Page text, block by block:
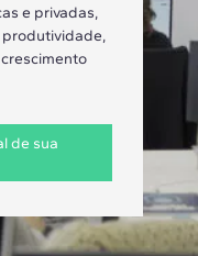
e privadas,
produtividade,
de sua